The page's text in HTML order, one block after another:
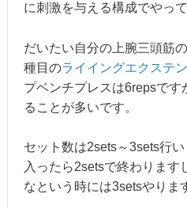
に刺激を与える構成でやって
だいたい自分の上腕三頭筋
種目のライイングエクステ
プベンチプレスは6repsです
ることが多いです。
セット数は2sets～3sets行
入ったら2setsで終わります
なという時には3setsやりま